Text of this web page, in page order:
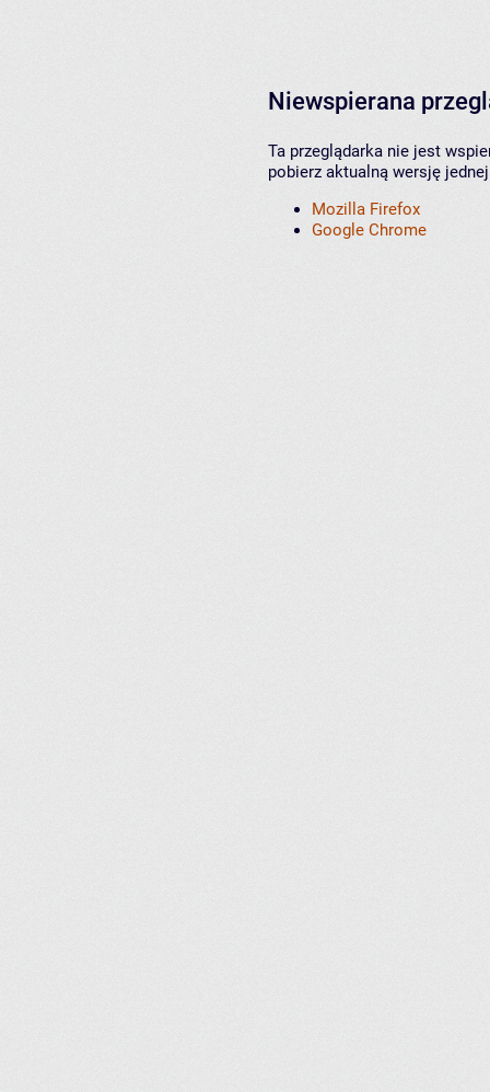
Niewspierana
Ta przeglądarka nie jest
pobierz aktualną wersję
Mozilla Firefox
Google Chrome